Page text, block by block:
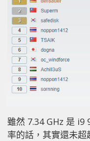
雖然 7.34 GHz 是 i9
率的話，其實還未